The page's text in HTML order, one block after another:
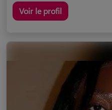
Voir le profil